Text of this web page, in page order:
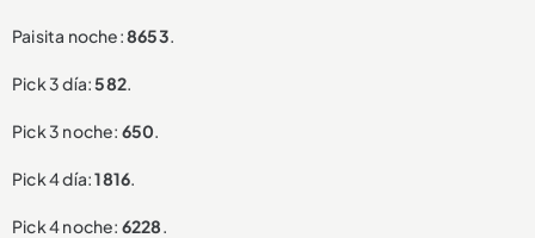
Paisita noche:8653.
Pick 3 día:582.
Pick 3 noche: 650.
Pick 4 día:1816.
Pick 4 noche: 6228.